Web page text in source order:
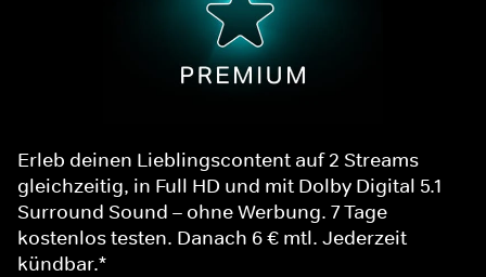
Erleb deinen Lieblingscontent auf 2 Streams
gleichzeitig, in Full HD und mit Dolby Digital 5.1
Surround Sound – ohne Werbung. 7 Tage
kostenlos testen. Danach 6 € mtl. Jederzeit
kündbar.*